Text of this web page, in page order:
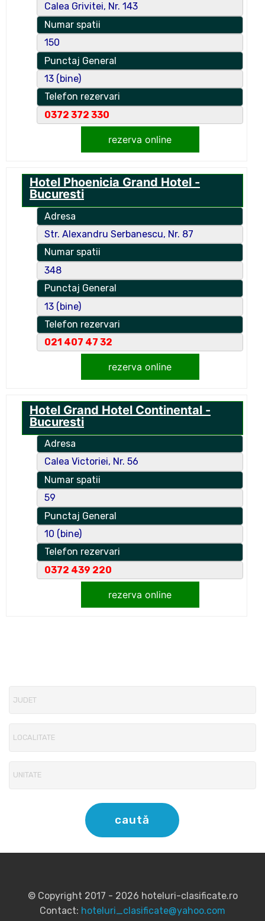
Calea Grivitei, Nr. 143
Numar spatii
150
Punctaj General
13 (bine)
Telefon rezervari
0372 372 330
rezerva online
Hotel Phoenicia Grand Hotel -
Bucuresti
Adresa
Str. Alexandru Serbanescu, Nr. 87
Numar spatii
348
Punctaj General
13 (bine)
Telefon rezervari
021 407 47 32
rezerva online
Hotel Grand Hotel Continental -
Bucuresti
Adresa
Calea Victoriei, Nr. 56
Numar spatii
59
Punctaj General
10 (bine)
Telefon rezervari
0372 439 220
rezerva online
caută
© Copyright 2017 - 2026 hoteluri-clasificate.ro
Contact: hoteluri_clasificate@yahoo.com